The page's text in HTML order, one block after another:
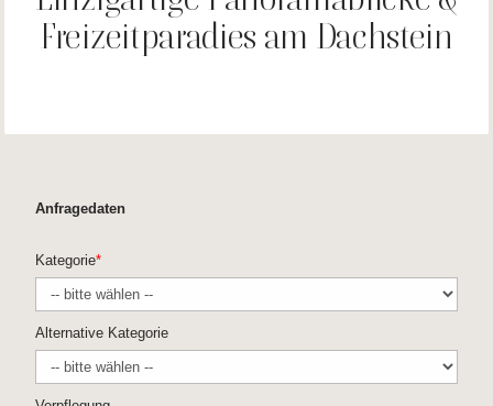
Freizeitparadies am Dachstein